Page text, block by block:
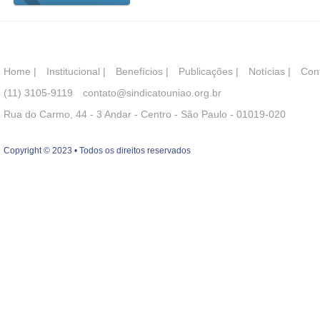
Home | Institucional | Benefícios | Publicações | Notícias |
(11) 3105-9119
contato@sindicatouniao.org.br
Rua do Carmo, 44 - 3 Andar - Centro - São Paulo - 01019-020
Copyright © 2023 • Todos os direitos reservados